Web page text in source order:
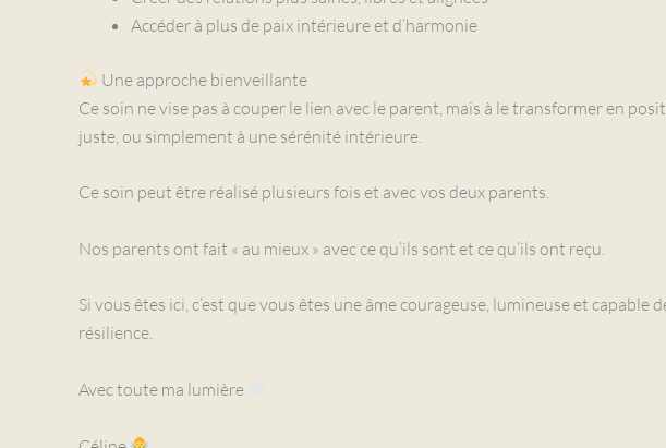
Accéder à plus de paix intérieure et d’harmonie
Une approche bienveillante
Ce soin ne vise pas à couper le lien avec le parent, mais à le transformer en
juste, ou simplement à une sérénité intérieure.
Ce soin peut être réalisé plusieurs fois et avec vos deux parents.
Nos parents ont fait « au mieux » avec ce qu’ils sont et ce qu’ils ont reçu.
Si vous êtes ici, c’est que vous êtes une âme courageuse, lumineuse et
résilience.
Avec toute ma lumière